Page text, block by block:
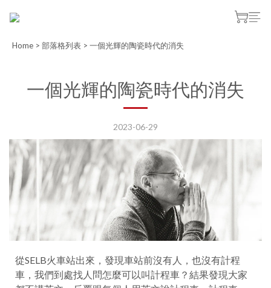
Home > 部落格列表 > 一個光輝的陶瓷時代的消失
一個光輝的陶瓷時代的消失
2023-06-29
從SELB火車站出來，發現車站前沒有人，也沒有計程
車，我們到處找人問怎麼可以叫計程車？結果發現大家